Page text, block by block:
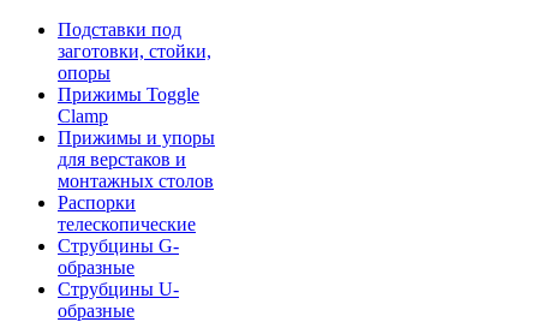
Подставки под
заготовки, стойки,
опоры
Прижимы Toggle
Clamp
Прижимы и упоры
для верстаков и
монтажных столов
Распорки
телескопические
Струбцины G-
образные
Струбцины U-
образные